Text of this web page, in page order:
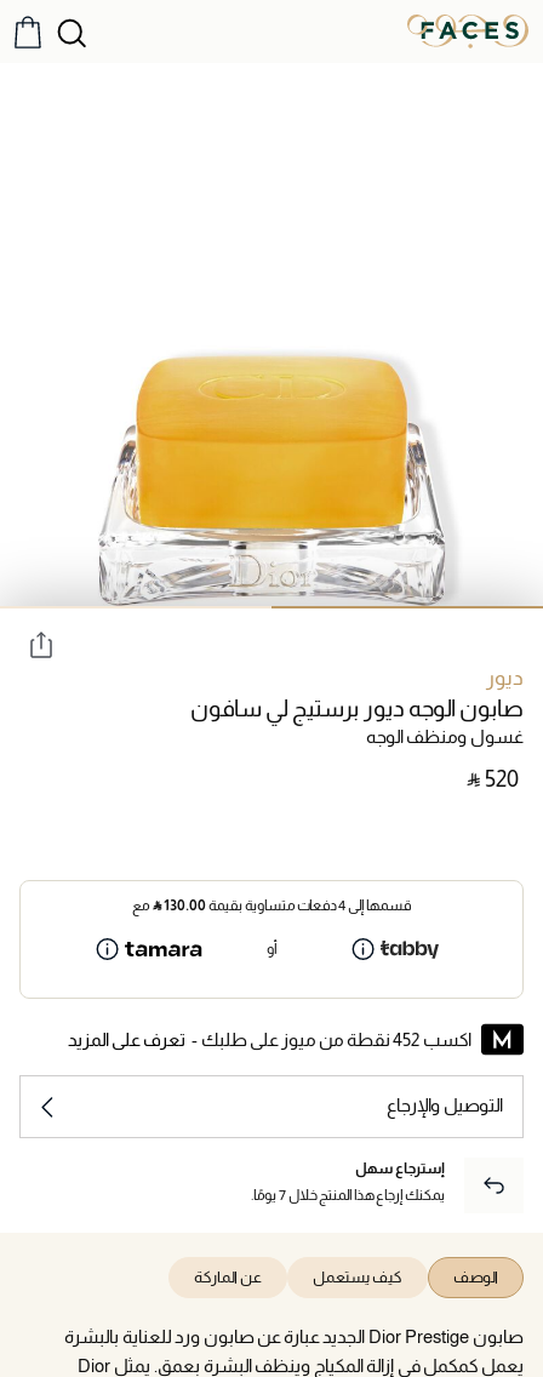
ديور
صابون الوجه ديور برستيج لي سافون
غسول ومنظف الوجه
‎ ⃁ ⁦520⁩ ‎
قسمها إلى 4 دفعات متساوية بقيمة 130.00
⃁ مع
أو
اكسب 452 نقطة من ميوز على طلبك - تعرف على المزيد
التوصيل والإرجاع
إسترجاع سهل
يمكنك إرجاع هذا المنتج خلال 7 يومًا.
الوصف كيف يستعمل عن الماركة
صابون Dior Prestige الجديد عبارة عن صابون ورد للعناية بالبشرة
يعمل كمكمل في إزالة المكياج وينظف البشرة بعمق. يمثل Dior